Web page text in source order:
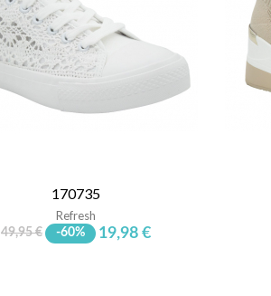
170735
Refresh
49,95 € -60% 19,98 €